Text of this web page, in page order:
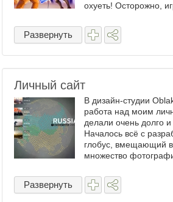
охуеть! Осторожно,
Развернуть
Личный сайт
В дизайн-студии
работа над моим
делали очень долго и
Началось всё с
глобус, вмещающий
множество
Развернуть